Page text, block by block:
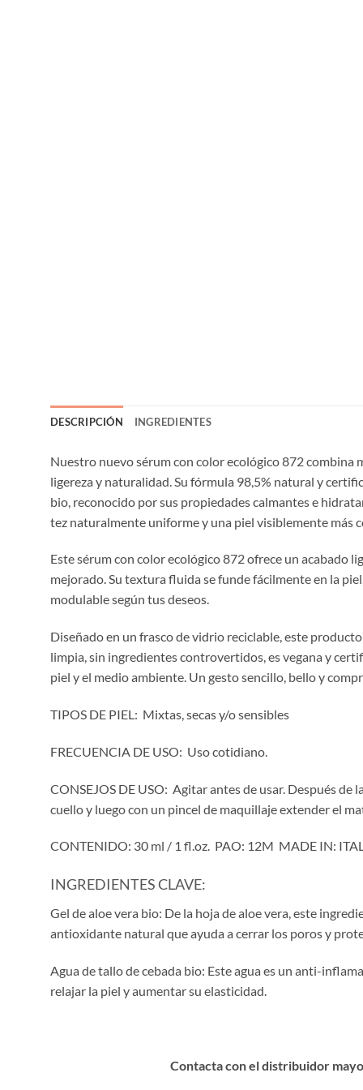
DESCRIPCIÓN INGREDIENTES
Nuestro nuevo sérum con color ecológico 872 combina
ligereza y naturalidad. Su fórmula 98,5% natural y
bio, reconocido por sus propiedades calmantes e
tez naturalmente uniforme y una piel visiblemente más
Este sérum con color ecológico 872 ofrece un acabado
mejorado. Su textura fluida se funde fácilmente en la
modulable según tus deseos.
Diseñado en un frasco de vidrio reciclable, este
limpia, sin ingredientes controvertidos, es vegana y
piel y el medio ambiente. Un gesto sencillo, bello y
TIPOS DE PIEL: Mixtas, secas y/o sensibles
FRECUENCIA DE USO: Uso cotidiano.
CONSEJOS DE USO: Agitar antes de usar. Después
cuello y luego con un pincel de maquillaje extender el
CONTENIDO: 30 ml / 1 fl.oz. PAO: 12M MADE IN:
INGREDIENTES CLAVE:
Gel de aloe vera bio: De la hoja de aloe vera, este
antioxidante natural que ayuda a cerrar los poros y
Agua de tallo de cebada bio: Este agua es un anti-
relajar la piel y aumentar su elasticidad.
Contacta con el distribuidor